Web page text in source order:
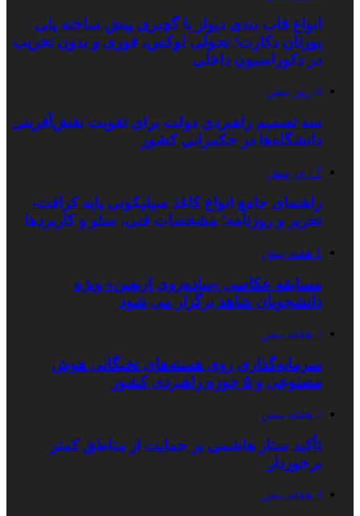
انواع قاب بندی دیوار با گچبری پیش ساخته پلی
یورتان دکارت؛ تحولی لوکس، فوری و بدون تخریب
در دکوراسیون داخلی
6 روز پیش
سه تصمیم راهبردی دولت برای تقویت نقش‌آفرینی
دانشگاه‌ها در حکمرانی کشور
7 روز پیش
راهنمای جامع انواع کاغذ سیلیکونی پایه کرافت،
تحریر و روزنامه؛ مشخصات فنی، سئو و کاربردها
1 هفته پیش
مسابقه عکاسی «پیاده‌روی اربعین» ویژه
دانشجویان شاهد برگزار می شود
2 هفته پیش
سرمایه‌گذاری روی هسته‌های نخبگانی هوش
مصنوعی و ۵ حوزه راهبردی کشور
2 هفته پیش
تأکید ستار هاشمی بر حمایت از مناطق کمتر
برخوردار
3 هفته پیش